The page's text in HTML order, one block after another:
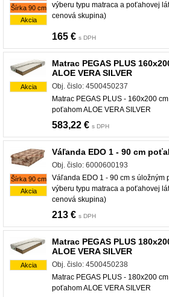
Šírka 90 cm
Akcia
výberu typu matraca a poťahovej
cenová skupina)
165 € s DPH
Akcia
Matrac PEGAS PLUS
ALOE VERA SILVER
Obj. čislo: 4500450237
Matrac PEGAS PLUS - 160x200
poťahom ALOE VERA SILVER
583,22 € s DPH
Šírka 90 cm
Akcia
Váľanda EDO 1 - 90 cm
Obj. čislo: 6000600193
Váľanda EDO 1 - 90 cm s úložným
výberu typu matraca a poťahovej
cenová skupina)
213 € s DPH
Akcia
Matrac PEGAS PLUS
ALOE VERA SILVER
Obj. čislo: 4500450238
Matrac PEGAS PLUS - 180x200
poťahom ALOE VERA SILVER